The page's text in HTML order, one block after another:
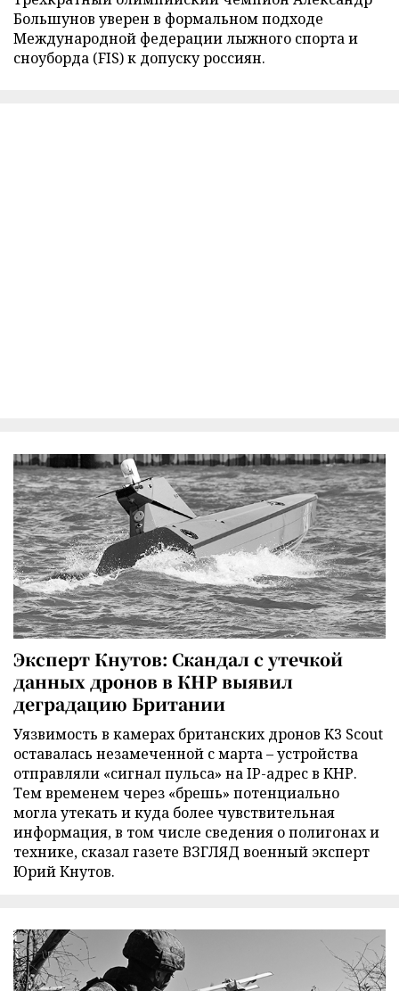
Большунов уверен в формальном подходе
Международной федерации лыжного спорта и
сноуборда (FIS) к допуску россиян.
Эксперт Кнутов: Скандал с утечкой
данных дронов в КНР выявил
деградацию Британии
Уязвимость в камерах британских дронов K3 Scout
оставалась незамеченной с марта – устройства
отправляли «сигнал пульса» на IP-адрес в КНР.
Тем временем через «брешь» потенциально
могла утекать и куда более чувствительная
информация, в том числе сведения о полигонах и
технике, сказал газете ВЗГЛЯД военный эксперт
Юрий Кнутов.